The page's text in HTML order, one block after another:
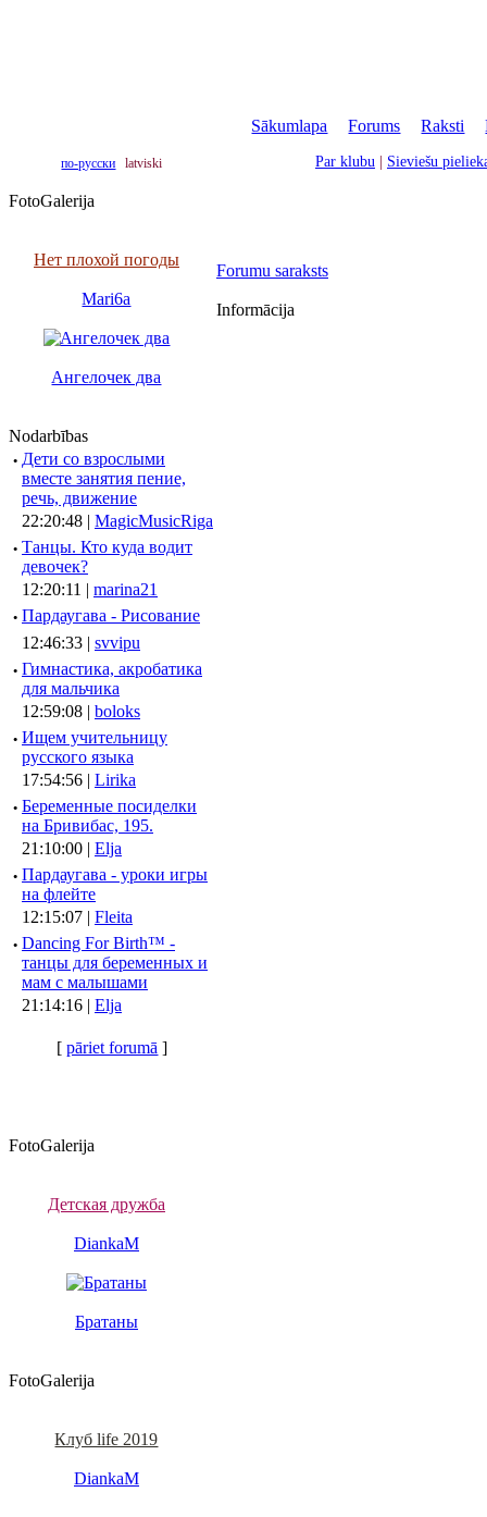
Sākumlapa |Forums |Raksti |
по-русски latviski Par klubu Sieviešu
FotoGalerija
Нет плохой погоды
Mari6a
Ангелочек два
Nodarbības
· Дети со взрослыми
вместе занятия пение,
речь, движение
22:20:48 | MagicMusicRiga
· Танцы. Кто куда водит
девочек?
12:20:11 | marina21
· Пардаугава - Рисование
12:46:33 | svvipu
· Гимнастика, акробатика
для мальчика
12:59:08 | boloks
· Ищем учительницу
русского языка
17:54:56 | Lirika
· Беременные посиделки
на Бривибас, 195.
21:10:00 | Elja
· Пардаугава - уроки игры
на флейте
12:15:07 | Fleita
· Dancing For Birth™ -
танцы для беременных и
мам с малышами
21:14:16 | Elja
[pāriet forumā ]
FotoGalerija
Детская дружба
DiankaM
Братаны
FotoGalerija
Клуб life 2019
DiankaM
Forumu saraksts
Informācija